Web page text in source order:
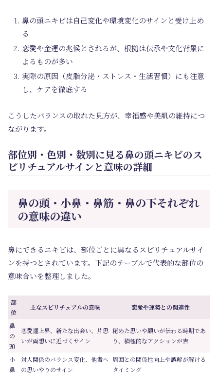
鼻の頭ニキビは自己変化や環境変化のサインと受け止め
る
恋愛や金運の兆候とされるが、根拠は伝承や文化背景に
よるものが多い
実際の原因（皮脂分泌・ストレス・生活習慣）にも注意
し、ケアを徹底する
こうしたバランスの取れた見方が、幸福感や美肌の維持につ
ながります。
部位別・色別・数別に見る鼻の頭ニキビのス
ピリチュアルサインと意味の詳細
鼻の頭・小鼻・鼻筋・鼻の下それぞれ
の意味の違い
鼻にできるニキビは、部位ごとに異なるスピリチュアルサイ
ンを持つとされています。下記のテーブルで代表的な部位の
意味合いを整理しました。
部
位
主なスピリチュアルの意味 恋愛や運勢との関連性
鼻
の
頭
恋愛運上昇、新たな出会い、片思
いが両想いに近づくサイン
秘めた思いや願いが伝わる時期であ
り、積極的なアクションが吉
小
鼻
対人関係のバランス変化、他者へ
の思いやりのサイン
周囲との関係性向上や誤解が解ける
タイミング